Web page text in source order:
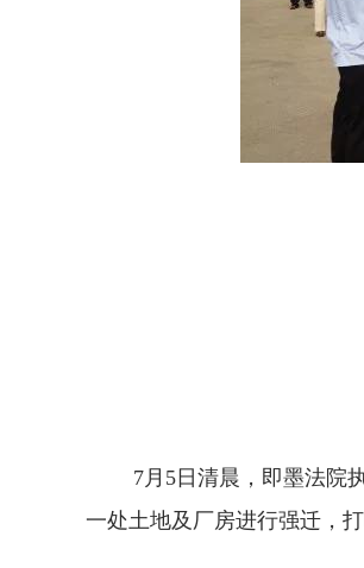
7月5日清晨，即墨法院执
一处土地及厂房进行强迁，